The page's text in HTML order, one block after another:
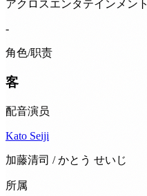
アクロスエンタテインメント
-
角色/职责
客
配音演员
Kato Seiji
加藤清司 / かとう せいじ
所属